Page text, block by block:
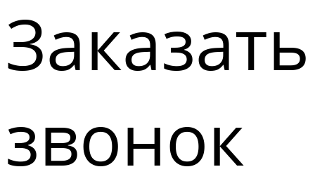
Заказать
звонок